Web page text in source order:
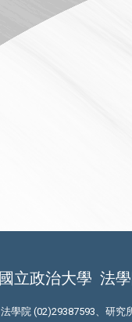
國立政治大學 法
法學院 (02)29387593、研究